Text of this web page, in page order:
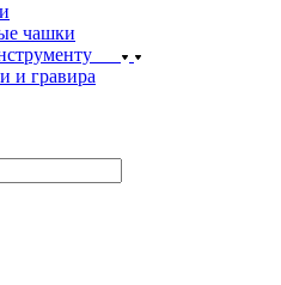
чашки
и гравира